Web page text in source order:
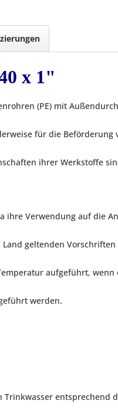
x 1"
(PE) mit
für die
ihrer Werkstoffe
Verwendung auf die
geltenden
aufgeführt,
werden.
entsprechend